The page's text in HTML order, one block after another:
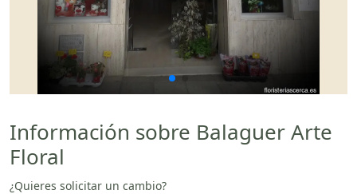
Información sobre Balaguer Arte
Floral
¿Quieres solicitar un cambio?